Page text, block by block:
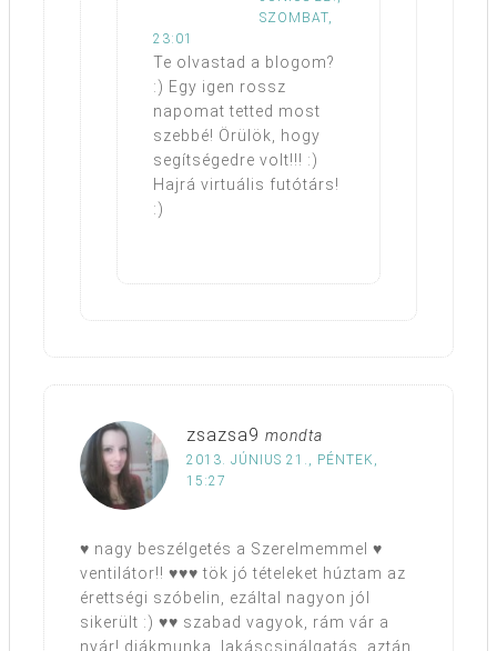
SZOMBAT,
23:01
Te olvastad a blogom?
:) Egy igen rossz
napomat tetted most
szebbé! Örülök, hogy
segítségedre volt!!! :)
Hajrá virtuális futótárs!
:)
zsazsa9 mondta
2013. JÚNIUS 21., PÉNTEK,
15:27
♥ nagy beszélgetés a Szerelmemmel ♥
ventilátor!! ♥♥♥ tök jó tételeket húztam az
érettségi szóbelin, ezáltal nagyon jól
sikerült :) ♥♥ szabad vagyok, rám vár a
nyár! diákmunka, lakáscsinálgatás, aztán